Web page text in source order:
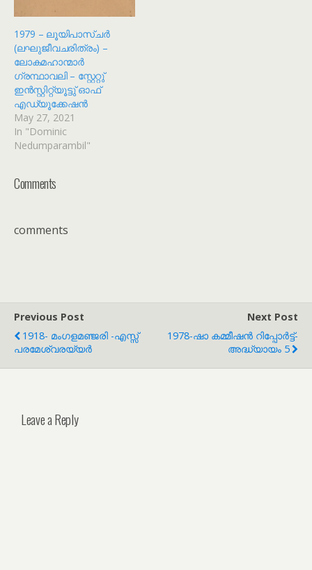
1979 – ലൂയിപാസ്ചർ
(ലഘുജീവചരിത്രം) –
ലോകമഹാന്മാർ
ഗ്രന്ഥാവലി – സ്റ്റേറ്റു്
ഇൻസ്റ്റിറ്റ്യൂട്ടു് ഓഫ്
എഡ്യൂക്കേഷൻ
May 27, 2021
In "Dominic
Nedumparambil"
Comments
comments
Previous Post
1918- മംഗളമഞ്ജരി -എസ്സ്
പരമേശ്വരയ്യര്‍
Next Post
1978-ഷാ കമ്മീഷന്‍ റിപ്പോര്‍ട്ട്-
അദ്ധ്യായം 5
Leave a Reply